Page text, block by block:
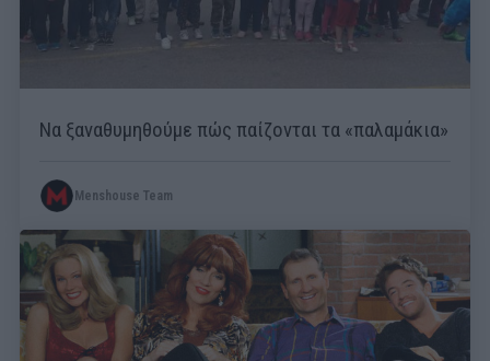
Να ξαναθυμηθούμε πώς παίζονται τα «παλαμάκια»
Menshouse Team